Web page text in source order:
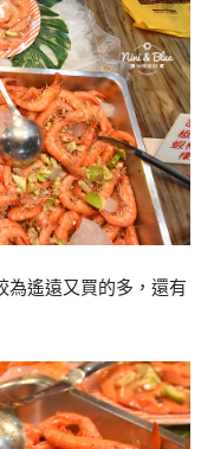
為遙遠又買的多，還有